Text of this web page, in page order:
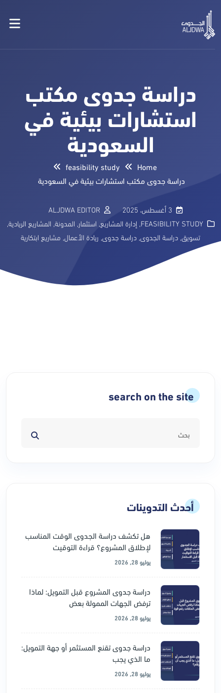
دراسة جدوى مكتب
استشارات بيئية في
السعودية
Home
feasibility study
دراسة جدوى مكتب استشارات بيئية في السعودية
3 أغسطس، 2025
ALJDWA EDITOR
FEASIBILITY STUDY
, إدارة المشاريع, استثمار, المدونة, المشاريع الريادية,
تسويق, دراسة الجدوى, دراسة جدوى, ريادة الأعمال, مشاريع ابتكارية
search on the site
أحدث التدوينات
هل تكشف دراسة الجدوى الوقت المناسب
لإطلاق المشروع؟ قراءة التوقيت
يوليو 28, 2026
دراسة جدوى المشروع قبل التمويل: لماذا
ترفض الجهات الممولة بعض
يوليو 28, 2026
دراسة جدوى تقنع المستثمر أو جهة التمويل:
ما الذي يجب
يوليو 28, 2026